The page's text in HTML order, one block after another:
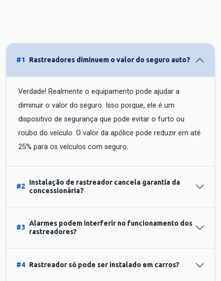
#1 Rastreadores diminuem o valor do seguro auto?
Verdade! Realmente o equipamento pode ajudar a
diminuir o valor do seguro. Isso porque, ele é um
dispositivo de segurança que pode evitar o furto ou
roubo do veículo. O valor da apólice pode reduzir em até
25% para os veículos com seguro.
#2
Instalação de rastreador cancela garantia da
concessionária?
#3
Alarmes podem interferir no funcionamento dos
rastreadores?
#4 Rastreador só pode ser instalado em carros?